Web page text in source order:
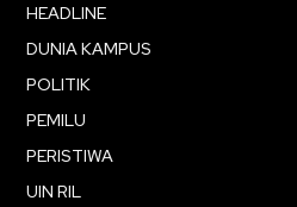
HEADLINE
DUNIA KAMPUS
POLITIK
PEMILU
PERISTIWA
UIN RIL